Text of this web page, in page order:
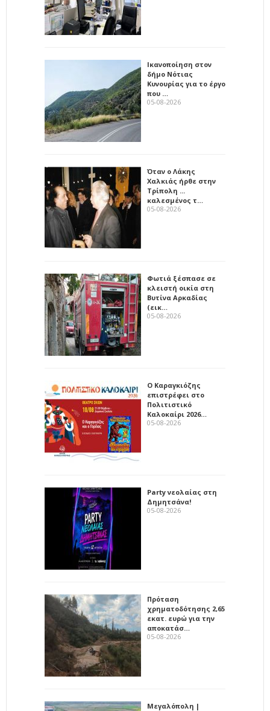
Ικανοποίηση στον
δήμο Νότιας
Κυνουρίας για το έργο
που …
05-08-2026
Όταν ο Λάκης
Χαλκιάς ήρθε στην
Τρίπολη ...
καλεσμένος τ…
05-08-2026
Φωτιά ξέσπασε σε
κλειστή οικία στη
Βυτίνα Αρκαδίας
(εικ…
05-08-2026
Ο Καραγκιόζης
επιστρέφει στο
Πολιτιστικό
Καλοκαίρι 2026…
05-08-2026
Party νεολαίας στη
Δημητσάνα!
05-08-2026
Πρόταση
χρηματοδότησης 2,65
εκατ. ευρώ για την
αποκατάσ…
05-08-2026
Μεγαλόπολη |